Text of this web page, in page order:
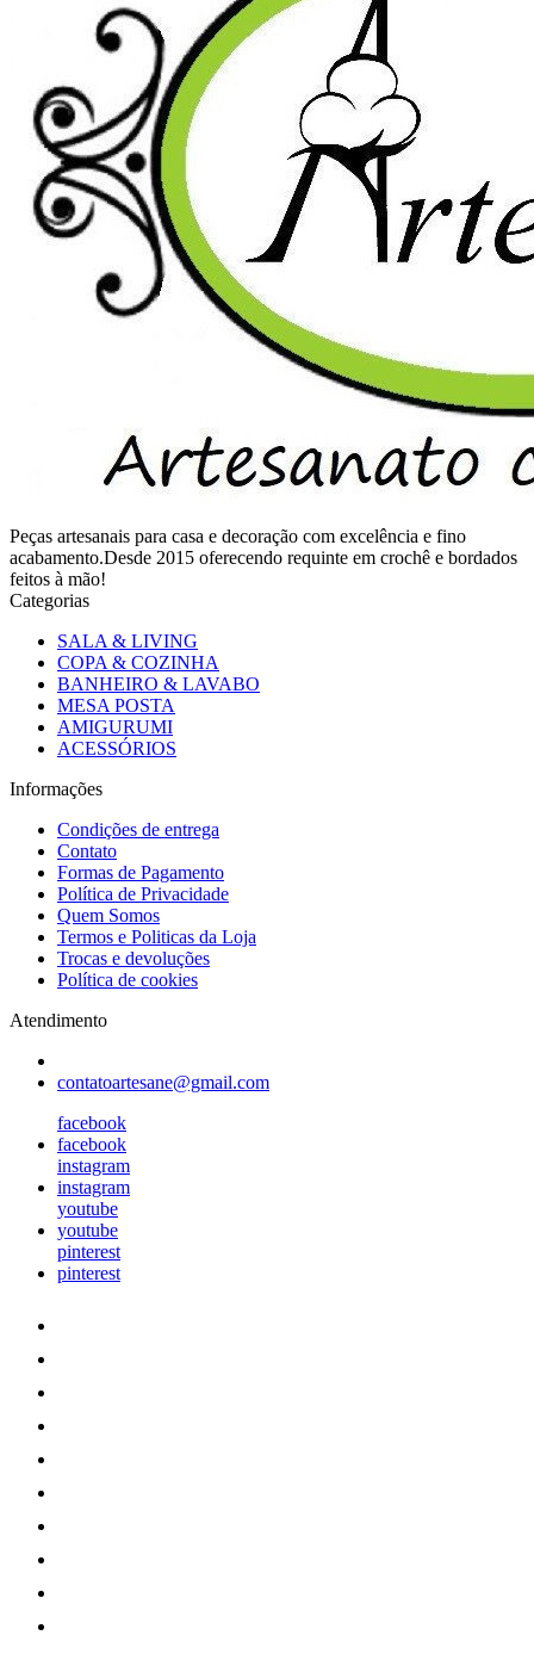
Peças artesanais para casa e decoração com excelência e fino
acabamento.Desde 2015 oferecendo requinte em crochê e bordados
feitos à mão!
Categorias
SALA & LIVING
COPA & COZINHA
BANHEIRO & LAVABO
MESA POSTA
AMIGURUMI
ACESSÓRIOS
Informações
Condições de entrega
Contato
Formas de Pagamento
Política de Privacidade
Quem Somos
Termos e Politicas da Loja
Trocas e devoluções
Política de cookies
Atendimento
contatoartesane@gmail.com
facebook
facebook
instagram
instagram
youtube
youtube
pinterest
pinterest